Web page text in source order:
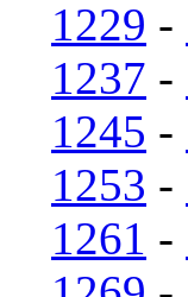
1229 -
1237 -
1245 -
1253 -
1261 -